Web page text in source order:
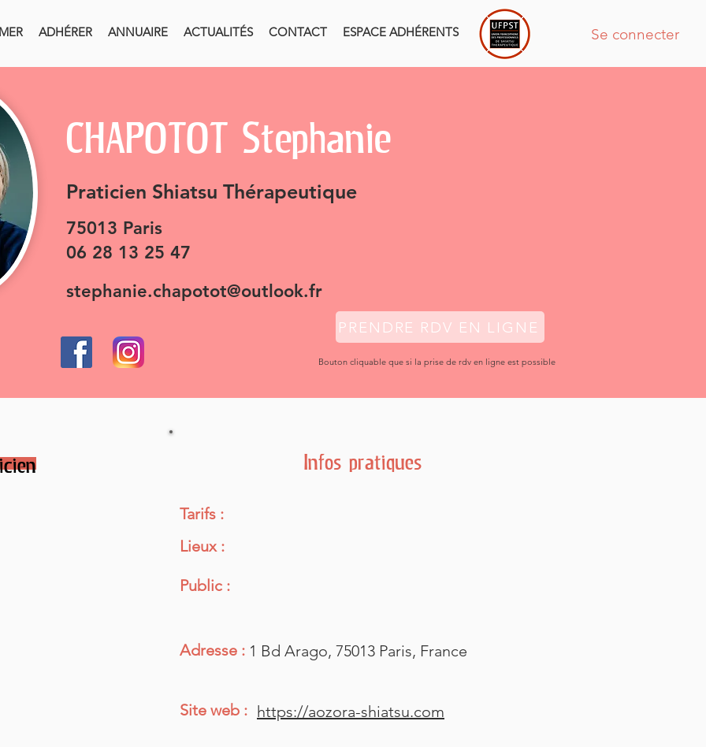
ADHÉRER ANNUAIRE ACTUALITÉS CONTACT ESPACE ADHÉRENTS Se connecter
CHAPOTOT Stephanie
Shiatsu Thérapeutique
Praticien
75013 Paris
06 28 13 25 47
stephanie.chapotot@outlook.fr
PRENDRE RDV EN LIGNE
Bouton cliquable que si la prise de rdv en ligne est possible
Infos pratiques
Tarifs :
Lieux :
Public :
Adresse : 1 Bd Arago, 75013 Paris, France
Site web : https://aozora-shiatsu.com